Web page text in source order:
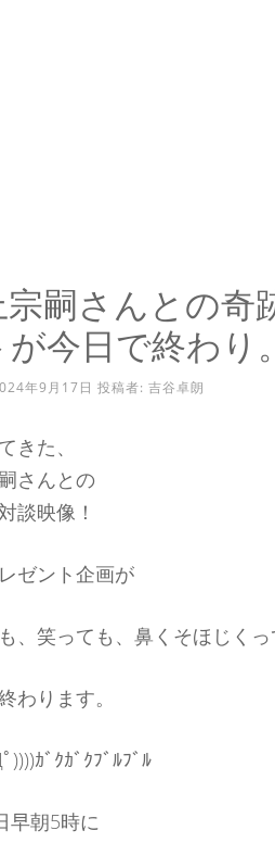
嗣さんとの奇
今日で終わり。
年9月17日 投稿者: 吉谷卓朗
きた、
さんとの
談映像！
ゼント企画が
、笑っても、鼻くそほじくっ
わります。
))))ｶﾞｸｶﾞｸﾌﾞﾙﾌﾞﾙ
早朝5時に